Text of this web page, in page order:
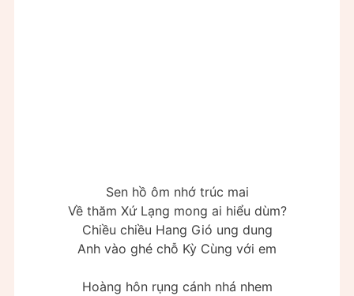
Sen hồ ôm nhớ trúc mai
Về thăm Xứ Lạng mong ai hiểu dùm?
Chiều chiều Hang Gió ung dung
Anh vào ghé chỗ Kỳ Cùng với em
Hoàng hôn rụng cánh nhá nhem